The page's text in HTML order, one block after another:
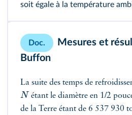
soit égale à la température
Doc.
Mesures et
Buffon
La suite des temps de
N étant le diamètre en 1/2
de la Terre étant de 6 537 930